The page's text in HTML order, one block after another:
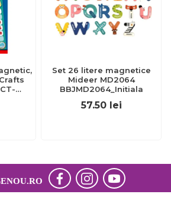
Set 26 litere magnetice
Mideer MD2064
BBJMD2064_Initiala
57.50 lei